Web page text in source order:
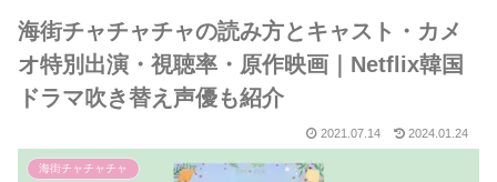
海街チャチャチャの読み方とキャスト・カメ
オ特別出演・視聴率・原作映画｜Netflix韓国
ドラマ吹き替え声優も紹介
2021.07.14 2024.01.24
海街チャチャチャ